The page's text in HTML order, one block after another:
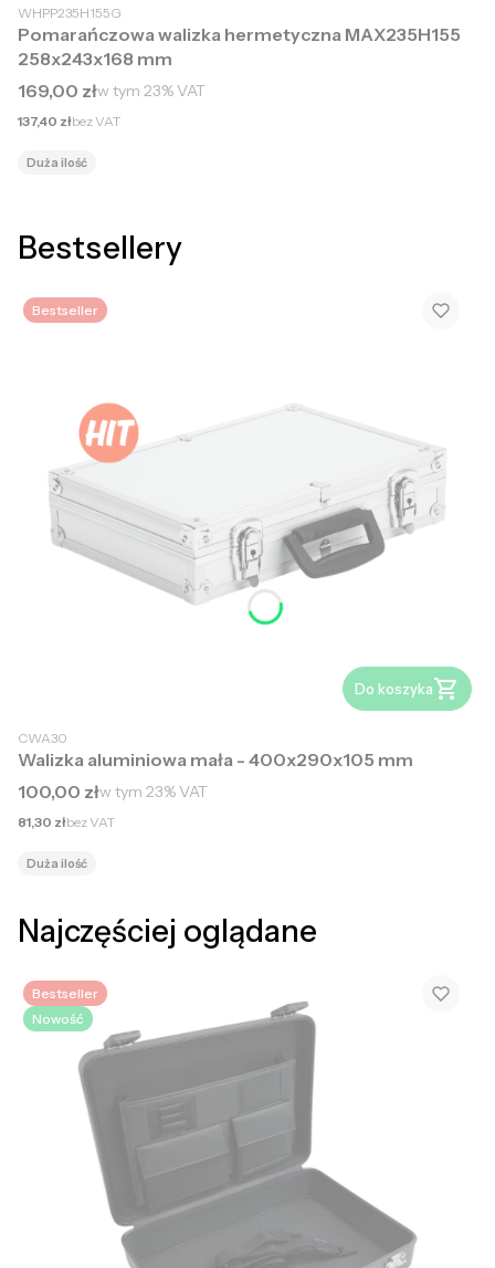
WHPP235H155G
Pomarańczowa walizka hermetyczna MAX235H155
258x243x168 mm
Cena brutto
169,00 złw tym 23%VAT
Cena netto
137,40 złbez VAT
Duża ilość
Bestsellery
Bestseller
Do koszyka
CWA30
Walizka aluminiowa mała - 400x290x105 mm
Cena brutto
100,00 złw tym 23%VAT
Cena netto
81,30 złbez VAT
Duża ilość
Najczęściej oglądane
Bestseller
Nowość